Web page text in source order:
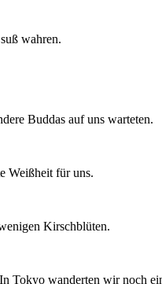
wahren.
Buddas auf uns warteten.
Weißheit für uns.
Kirschblüten.
Tokyo wanderten wir noch